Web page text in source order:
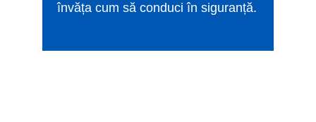
învăța cum să conduci în siguranță.